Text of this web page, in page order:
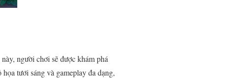
người chơi sẽ được khám phá
tươi sáng và gameplay đa dạng,